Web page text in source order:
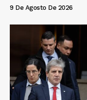
9 De Agosto De 2026